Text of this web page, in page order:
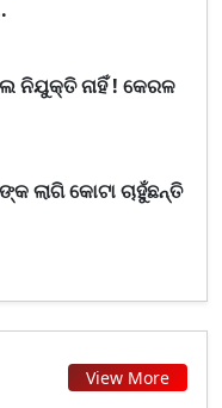
ନିଯୁକ୍ତି ନାହିଁ ! କେରଳ
ଲାଗି କୋଟା ଚାହୁଁଛନ୍ତି
View More